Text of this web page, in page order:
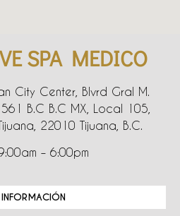
SPA MEDICO
City Center, Blvrd Gral M.
B.C B.C MX, Local 105,
22010 Tijuana, B.C.
– 6:00pm